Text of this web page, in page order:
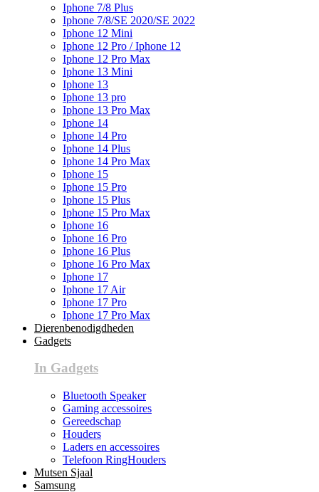
Iphone 7/8 Plus
Iphone 7/8/SE 2020/SE 2022
Iphone 12 Mini
Iphone 12 Pro / Iphone 12
Iphone 12 Pro Max
Iphone 13 Mini
Iphone 13
Iphone 13 pro
Iphone 13 Pro Max
Iphone 14
Iphone 14 Pro
Iphone 14 Plus
Iphone 14 Pro Max
Iphone 15
Iphone 15 Pro
Iphone 15 Plus
Iphone 15 Pro Max
Iphone 16
Iphone 16 Pro
Iphone 16 Plus
Iphone 16 Pro Max
Iphone 17
Iphone 17 Air
Iphone 17 Pro
Iphone 17 Pro Max
Dierenbenodigdheden
Gadgets
In Gadgets
Bluetooth Speaker
Gaming accessoires
Gereedschap
Houders
Laders en accessoires
Telefoon RingHouders
Mutsen Sjaal
Samsung